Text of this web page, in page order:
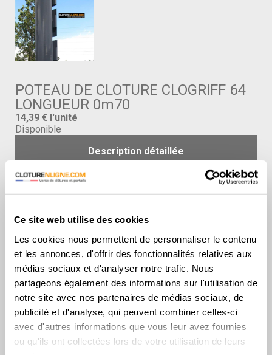
Ce site web utilise des cookies
Les cookies nous permettent de personnaliser le contenu
et les annonces, d'offrir des fonctionnalités relatives aux
médias sociaux et d'analyser notre trafic. Nous
partageons également des informations sur l'utilisation de
notre site avec nos partenaires de médias sociaux, de
publicité et d'analyse, qui peuvent combiner celles-ci
avec d'autres informations que vous leur avez fournies
ou qu'ils ont collectées lors de votre utilisation de leurs
POTEAU DE CLOTURE CLOGRIFF 64
LONGUEUR 0m70
14,39 € l'unité
Disponible
Description détaillée
Choisissez la longueur : 0.70 m
Choisissez la couleur : GRIS RAL 7016
Choisissez la quantité :
Ajouter au panier
Livraison à domicile
sur toute la France
et retrait en magasin
Paiement
sécurisé